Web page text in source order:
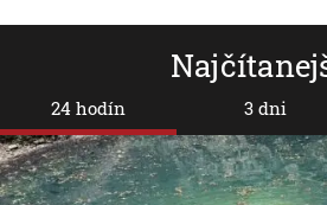
24 hodín 3 dni